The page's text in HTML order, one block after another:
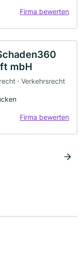
Firma bewerten
mbH
· Verkehrsrecht
Firma bewerten